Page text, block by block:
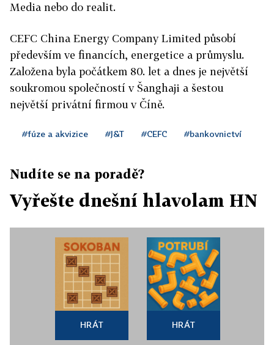
Media nebo do realit.
CEFC China Energy Company Limited působí
především ve financích, energetice a průmyslu.
Založena byla počátkem 80. let a dnes je největší
soukromou společností v Šanghaji a šestou
největší privátní firmou v Číně.
#fúze a akvizice #J&T #CEFC #bankovnictví
Nudíte se na poradě?
Vyřešte dnešní hlavolam HN
HRÁT HRÁT